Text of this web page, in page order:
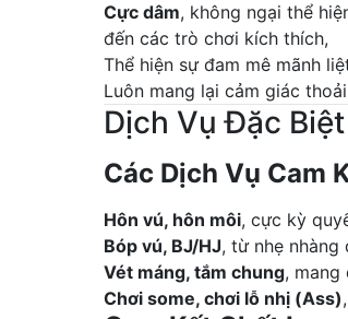
Cực dâm, không ngại thể
đến các trò chơi kích thích,
Thể hiện sự đam mê mãnh
Luôn mang lại cảm giác
Dịch Vụ Đặc
Các Dịch Vụ Cam
Hôn vú, hôn môi, cực kỳ
Bóp vú, BJ/HJ, từ nhẹ nhàng
Vét máng, tắm chung, mang
Chơi some, chơi lỗ nhị (Ass)